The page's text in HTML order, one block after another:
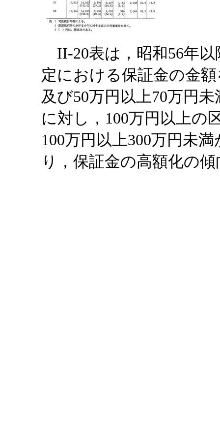
II-20表は，昭和56年以
定における保証金の金
及び50万円以上70万円
に対し，100万円以上の
100万円以上300万円未
り，保証金の高額化の